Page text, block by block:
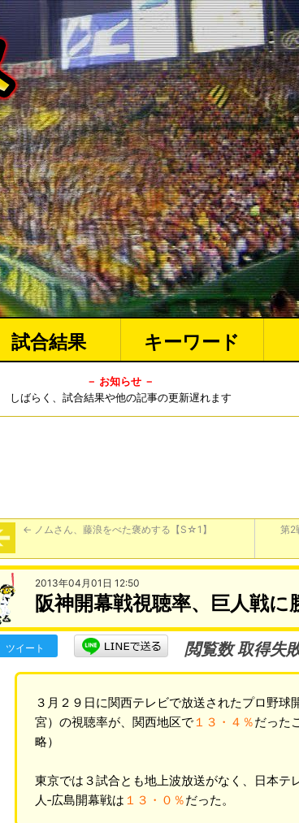
試合結果 キーワード
－ お知らせ －
しばらく、試合結果や他の記事の更新遅れます
← ノムさん、藤浪をべた褒めする【S☆1】 第2
2013年04月01日 12:50
阪神開幕戦視聴率、巨人戦に
ツイート 閲覧数 取得失
３月２９日に関西テレビで放送されたプロ野球
宮）の視聴率が、関西地区で １３・４％だった
略）
東京では３試合とも地上波放送がなく、日本テ
人‐広島開幕戦は １３・０％だった。